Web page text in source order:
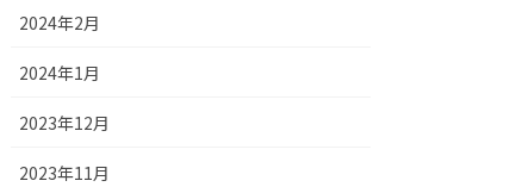
2024年2月
2024年1月
2023年12月
2023年11月